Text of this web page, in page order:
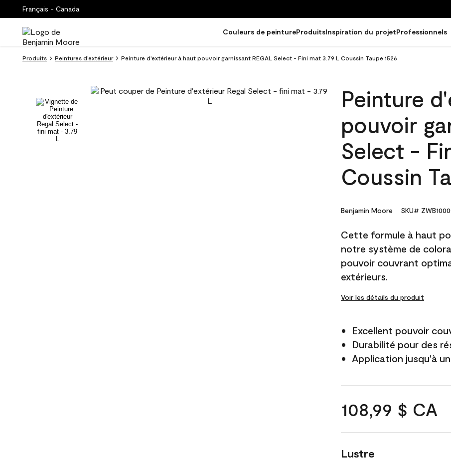
Français - Canada
Couleurs de peintureProduitsInspiration du projetProfessionnels
Produits Peintures d’extérieur Peinture d'extérieur à haut pouvoir garnissant REGAL Select - Fini mat 3.79 L Coussin Taupe 1526
Peinture
pouvoir
Select -
Coussin
Benjamin Moore SKU#
Cette formule à haut
notre système de
pouvoir couvrant
extérieurs.
Voir les détails du produit
Excellent pouvoir
Durabilité pour des
Application jusqu'à
108,99 $ CA
Lustre